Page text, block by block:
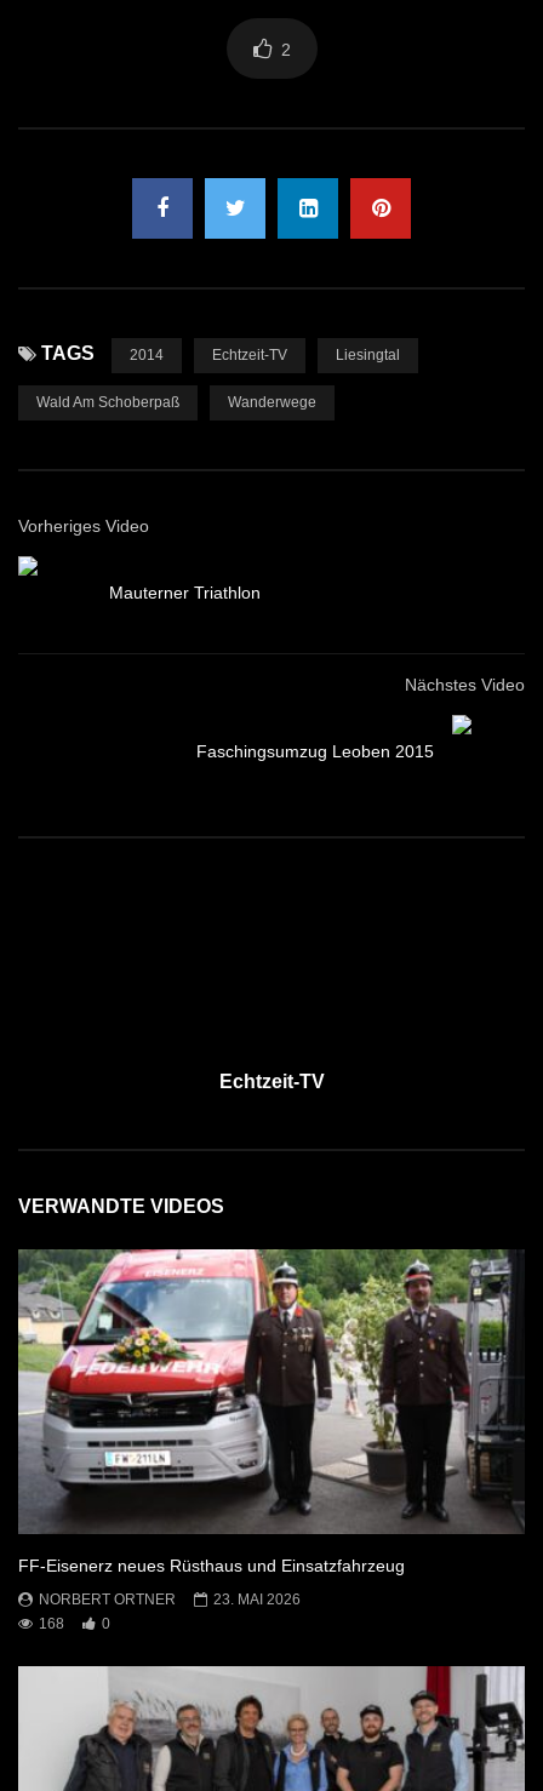
2
TAGS 2014 Echtzeit-TV Liesingtal
Wald Am Schoberpaß Wanderwege
Vorheriges Video
Mauterner Triathlon
Nächstes Video
Faschingsumzug Leoben 2015
Echtzeit-TV
VERWANDTE VIDEOS
FF-Eisenerz neues Rüsthaus und Einsatzfahrzeug
NORBERT ORTNER
23. MAI 2026
168
0